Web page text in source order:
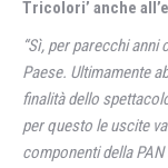
Tricolori’ anche
“Sì, per parecchi
Paese. Ultimamente
finalità dello
per questo le uscite
componenti della